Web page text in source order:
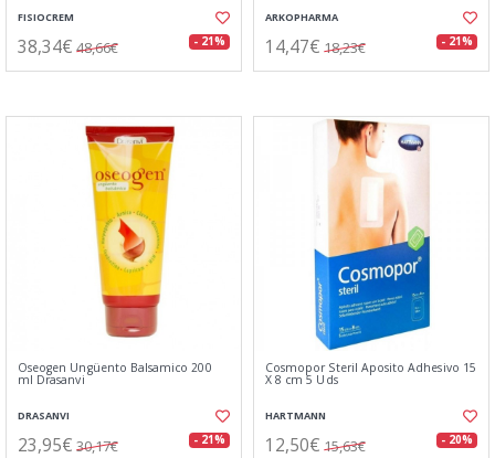
FISIOCREM
38,34€ 48,66€ - 21%
ARKOPHARMA
14,47€ 18,23€ - 21%
Oseogen Ungüento Balsamico 200
ml Drasanvi
DRASANVI
23,95€ 30,17€ - 21%
Cosmopor Steril Aposito Adhesivo 15
X 8 cm 5 Uds
HARTMANN
12,50€ 15,63€ - 20%